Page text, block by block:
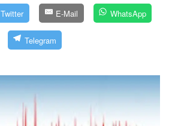
Twitter E-Mail WhatsApp
Telegram